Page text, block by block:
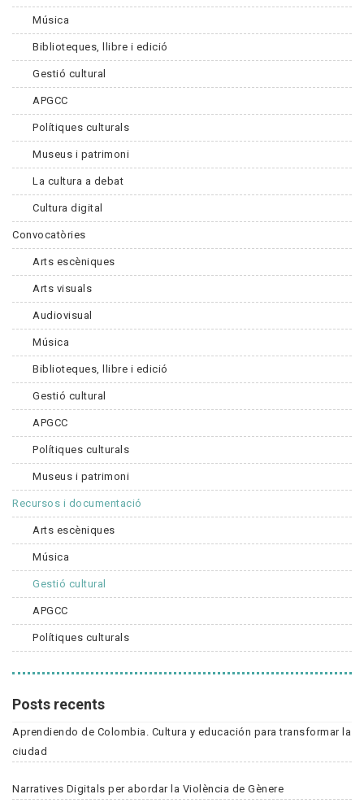
Música
Biblioteques, llibre i edició
Gestió cultural
APGCC
Polítiques culturals
Museus i patrimoni
La cultura a debat
Cultura digital
Convocatòries
Arts escèniques
Arts visuals
Audiovisual
Música
Biblioteques, llibre i edició
Gestió cultural
APGCC
Polítiques culturals
Museus i patrimoni
Recursos i documentació
Arts escèniques
Música
Gestió cultural
APGCC
Polítiques culturals
Posts recents
Aprendiendo de Colombia. Cultura y educación para transformar la
ciudad
Narratives Digitals per abordar la Violència de Gènere